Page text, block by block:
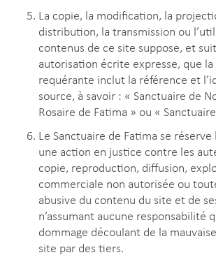
La copie, la modification, la
distribution, la transmission ou
contenus de ce site suppose, et
autorisation écrite expresse, que
requérante inclut la référence et
source, à savoir : « Sanctuaire de
Rosaire de Fatima » ou «
Le Sanctuaire de Fatima se
une action en justice contre les
copie, reproduction, diffusion,
commerciale non autorisée ou
abusive du contenu du site et de
n’assumant aucune responsabilité
dommage découlant de la
site par des tiers.